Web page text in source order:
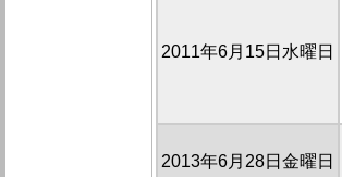
2011年6月15日水曜日
2013年6月28日金曜日